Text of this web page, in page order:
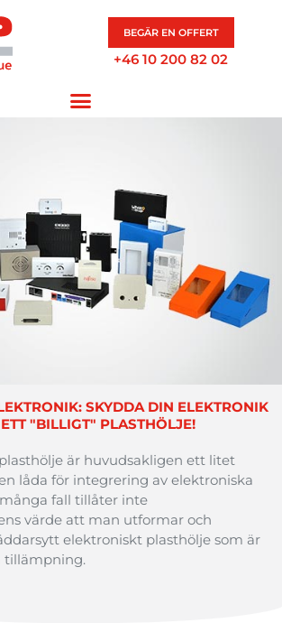
BEGÄR EN OFFERT
+46 10 200 82 02
SKYDDA DIN ELEKTRONIK
"BILLIGT" PLASTHÖLJE!
plasthölje är huvudsakligen ett litet
låda för integrering av elektroniska
många fall tillåter inte
värde att man utformar och
elektroniskt plasthölje som är
tillämpning.